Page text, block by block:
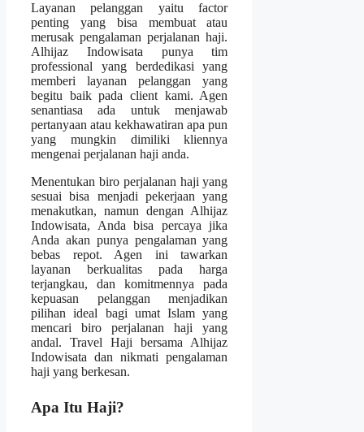
Layanan pelanggan yaitu factor
penting yang bisa membuat atau
merusak pengalaman perjalanan haji.
Alhijaz Indowisata punya tim
professional yang berdedikasi yang
memberi layanan pelanggan yang
begitu baik pada client kami. Agen
senantiasa ada untuk menjawab
pertanyaan atau kekhawatiran apa pun
yang mungkin dimiliki kliennya
mengenai perjalanan haji anda.
Menentukan biro perjalanan haji yang
sesuai bisa menjadi pekerjaan yang
menakutkan, namun dengan Alhijaz
Indowisata, Anda bisa percaya jika
Anda akan punya pengalaman yang
bebas repot. Agen ini tawarkan
layanan berkualitas pada harga
terjangkau, dan komitmennya pada
kepuasan pelanggan menjadikan
pilihan ideal bagi umat Islam yang
mencari biro perjalanan haji yang
andal. Travel Haji bersama Alhijaz
Indowisata dan nikmati pengalaman
haji yang berkesan.
Apa Itu Haji?